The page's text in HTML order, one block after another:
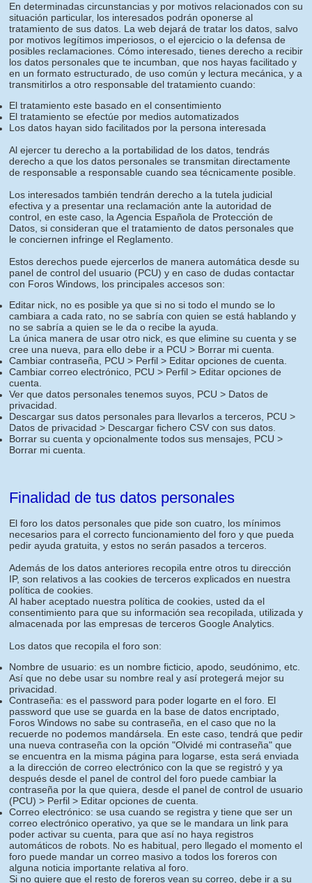
En determinadas circunstancias y por motivos relacionados con su
situación particular, los interesados podrán oponerse al
tratamiento de sus datos. La web dejará de tratar los datos, salvo
por motivos legítimos imperiosos, o el ejercicio o la defensa de
posibles reclamaciones. Cómo interesado, tienes derecho a recibir
los datos personales que te incumban, que nos hayas facilitado y
en un formato estructurado, de uso común y lectura mecánica, y a
transmitirlos a otro responsable del tratamiento cuando:
El tratamiento este basado en el consentimiento
El tratamiento se efectúe por medios automatizados
Los datos hayan sido facilitados por la persona interesada
Al ejercer tu derecho a la portabilidad de los datos, tendrás
derecho a que los datos personales se transmitan directamente
de responsable a responsable cuando sea técnicamente posible.
Los interesados también tendrán derecho a la tutela judicial
efectiva y a presentar una reclamación ante la autoridad de
control, en este caso, la Agencia Española de Protección de
Datos, si consideran que el tratamiento de datos personales que
le conciernen infringe el Reglamento.
Estos derechos puede ejercerlos de manera automática desde su
panel de control del usuario (PCU) y en caso de dudas contactar
con Foros Windows, los principales accesos son:
Editar nick, no es posible ya que si no si todo el mundo se lo
cambiara a cada rato, no se sabría con quien se está hablando y
no se sabría a quien se le da o recibe la ayuda.
La única manera de usar otro nick, es que elimine su cuenta y se
cree una nueva, para ello debe ir a PCU > Borrar mi cuenta.
Cambiar contraseña, PCU > Perfil > Editar opciones de cuenta.
Cambiar correo electrónico, PCU > Perfil > Editar opciones de
cuenta.
Ver que datos personales tenemos suyos, PCU > Datos de
privacidad.
Descargar sus datos personales para llevarlos a terceros, PCU >
Datos de privacidad > Descargar fichero CSV con sus datos.
Borrar su cuenta y opcionalmente todos sus mensajes, PCU >
Borrar mi cuenta.
Finalidad de tus datos personales
El foro los datos personales que pide son cuatro, los mínimos
necesarios para el correcto funcionamiento del foro y que pueda
pedir ayuda gratuita, y estos no serán pasados a terceros.
Además de los datos anteriores recopila entre otros tu dirección
IP, son relativos a las cookies de terceros explicados en nuestra
política de cookies.
Al haber aceptado nuestra política de cookies, usted da el
consentimiento para que su información sea recopilada, utilizada y
almacenada por las empresas de terceros Google Analytics.
Los datos que recopila el foro son:
Nombre de usuario: es un nombre ficticio, apodo, seudónimo, etc.
Así que no debe usar su nombre real y así protegerá mejor su
privacidad.
Contraseña: es el password para poder logarte en el foro. El
password que use se guarda en la base de datos encriptado,
Foros Windows no sabe su contraseña, en el caso que no la
recuerde no podemos mandársela. En este caso, tendrá que pedir
una nueva contraseña con la opción "Olvidé mi contraseña" que
se encuentra en la misma página para logarse, esta será enviada
a la dirección de correo electrónico con la que se registró y ya
después desde el panel de control del foro puede cambiar la
contraseña por la que quiera, desde el panel de control de usuario
(PCU) > Perfil > Editar opciones de cuenta.
Correo electrónico: se usa cuando se registra y tiene que ser un
correo electrónico operativo, ya que se le mandara un link para
poder activar su cuenta, para que así no haya registros
automáticos de robots. No es habitual, pero llegado el momento el
foro puede mandar un correo masivo a todos los foreros con
alguna noticia importante relativa al foro.
Si no quiere que el resto de foreros vean su correo, debe ir a su